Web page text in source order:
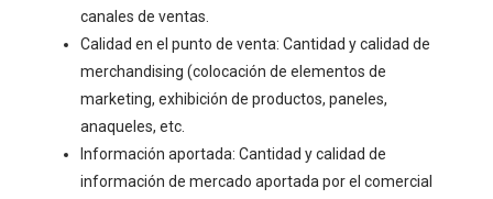
canales de ventas.
Calidad en el punto de venta: Cantidad y calidad de
merchandising (colocación de elementos de
marketing, exhibición de productos, paneles,
anaqueles, etc.
Información aportada: Cantidad y calidad de
información de mercado aportada por el comercial